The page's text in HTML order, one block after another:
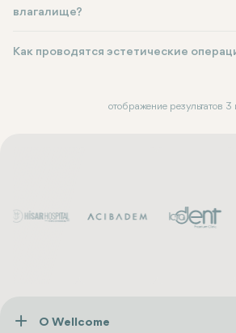
улучшить внешний вид своих больших
влагалище?
Как проводятся эстетические
отображение результатов 3
О Wellcome